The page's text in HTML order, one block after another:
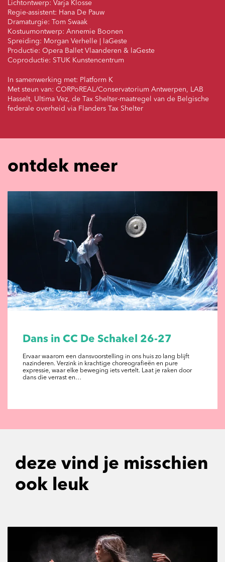
Lichtontwerp: Varja Klosse
Regie-assistent: Hana De Pauw
Dramaturgie: Tom Swaak
Kostuumontwerp: Annemie Boonen
Spreiding: Morgan Verhelle | laGeste
Productie: Opera Ballet Vlaanderen & laGeste
Coproductie: STUK Kunstencentrum
In samenwerking met: Platform K
Met steun van: CORPoREAL/Conservatorium Antwerpen, LAB
Hasselt, Ultima Vez, de Tax Shelter-maatregel van de Belgische
federale overheid via Flanders Tax Shelter
ontdek meer
Dans in CC De Schakel 26-27
Ervaar waarom een dansvoorstelling in ons huis zo lang blijft
nazinderen. Verzink in krachtige choreografieën en pure
expressie, waar elke beweging iets vertelt. Laat je raken door
dans die verrast en…
deze vind je misschien
ook leuk